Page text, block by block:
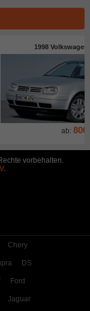
1998
ab: 800
vorbehalten.
Chery
DS
Ford
Jaguar